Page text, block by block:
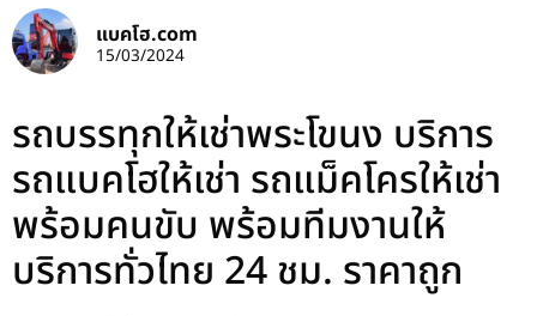
แบคโฮ.com
15/03/2024
รถบรรทุกให้เช่าพระโขนง บริการ
รถแบคโฮให้เช่า รถแม็คโครให้เช่า
พร้อมคนขับ พร้อมทีมงานให้
บริการทั่วไทย 24 ชม. ราคาถูก